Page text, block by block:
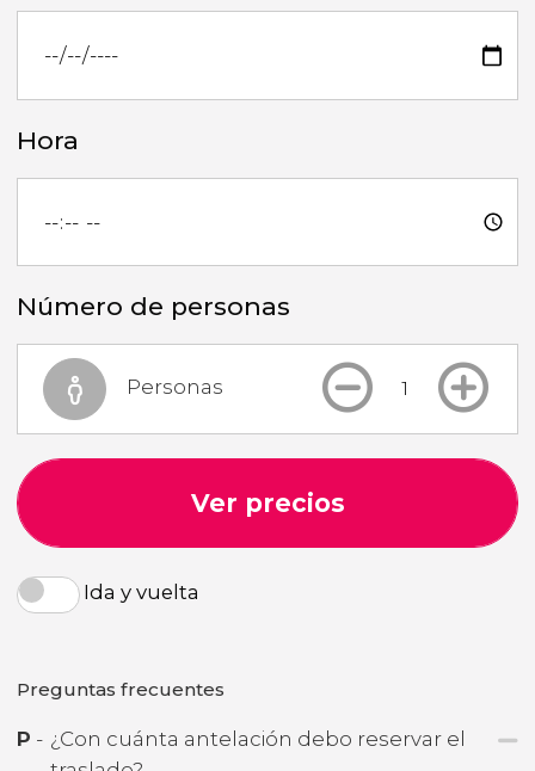
Hora
Número de personas
Personas
Ver precios
Ida y vuelta
Preguntas frecuentes
P - ¿Con cuánta antelación debo reservar el